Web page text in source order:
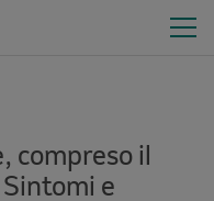
compreso il
e